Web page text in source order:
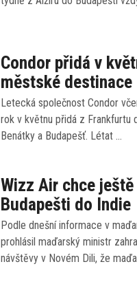
Condor přidá v
městské destinace
Letecká společnost Condor
rok v květnu přidá z Frankfurtu
Benátky a Budapešť. Létat …
Wizz Air chce
Budapešti do Indie
Podle dnešní informace v
prohlásil maďarský ministr
návštěvy v Novém Dili, že